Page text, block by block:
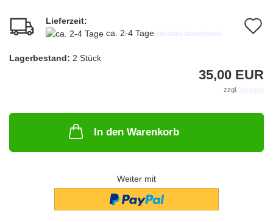
Lieferzeit:
ca. 2-4 Tage (Ausland abweichend)
Lagerbestand: 2 Stück
35,00 EUR
zzgl. Versand
In den Warenkorb
Weiter mit